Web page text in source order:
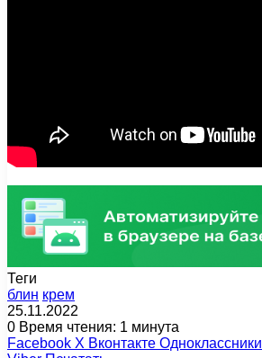
Теги
блин крем
25.11.2022
0 Время чтения: 1 минута
Facebook X Вконтакте Одноклассники